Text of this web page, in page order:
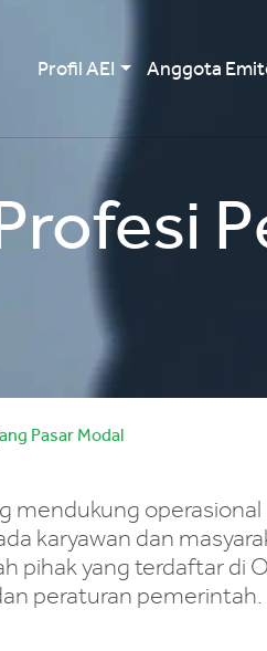
Profil AEI Anggota
Pasar Modal
mendukung operasional
karyawan dan
pihak yang terdaftar di
peraturan pemerintah.